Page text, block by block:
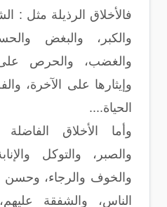
فالأخلاق الرذيلة مثل :
والكبر، والبغض
والغضب، والحرص على
وإيثارها على الآخرة،
الحياة....
وأما الأخلاق الفاضلة
والصبر، والتوكل
والخوف والرجاء، وحسن
الناس، والشفقة